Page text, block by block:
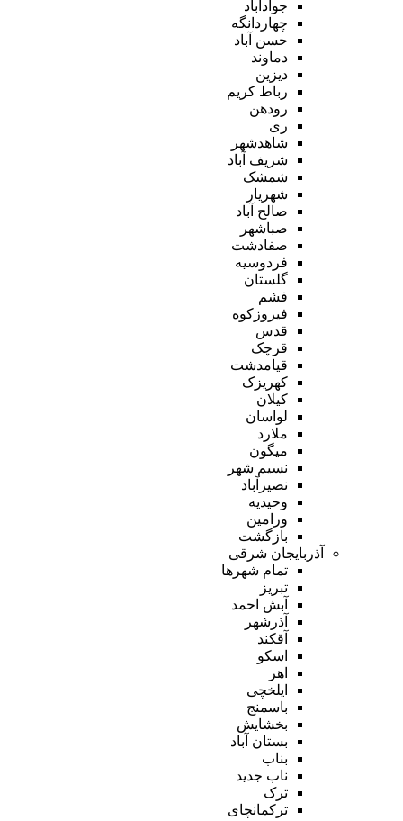
جوادآباد
چهاردانگه
حسن آباد
دماوند
دیزین
رباط کریم
رودهن
ری
شاهدشهر
شریف آباد
شمشک
شهریار
صالح آباد
صباشهر
صفادشت
فردوسیه
گلستان
فشم
فیروزکوه
قدس
قرچک
قیامدشت
کهریزک
کیلان
لواسان
ملارد
میگون
نسیم شهر
نصیرآباد
وحیدیه
ورامین
بازگشت
آذربایجان شرقی
تمام شهر‌ها
تبریز
آبش احمد
آذرشهر
آقکند
اسکو
اهر
ایلخچی
باسمنج
بخشایش
بستان آباد
بناب
ناب جدید
ترک
ترکمانچای